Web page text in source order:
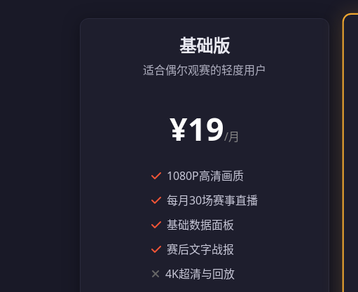
基础版
适合偶尔观赛的轻度用户
¥19/月
1080P高清画质
每月30场赛事直播
基础数据面板
赛后文字战报
4K超清与回放